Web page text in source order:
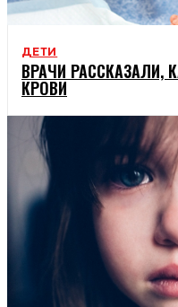
ДЕТИ
ВРАЧИ РАССКАЗАЛИ,
КРОВИ